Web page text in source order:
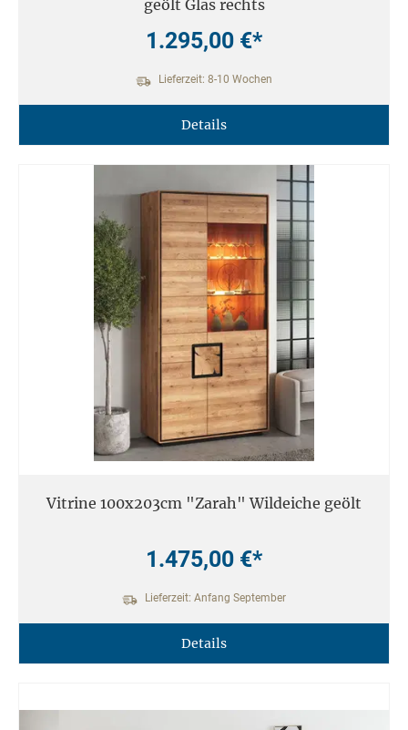
geölt Glas rechts
1.295,00 €*
Lieferzeit: 8-10 Wochen
Details
Vitrine 100x203cm "Zarah" Wildeiche geölt
1.475,00 €*
Lieferzeit: Anfang September
Details